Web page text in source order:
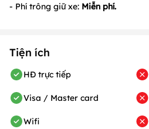
- Phí trông giữ xe: Miễn phí.
Tiện ích
HĐ trực tiếp
Visa / Master card
Wifi